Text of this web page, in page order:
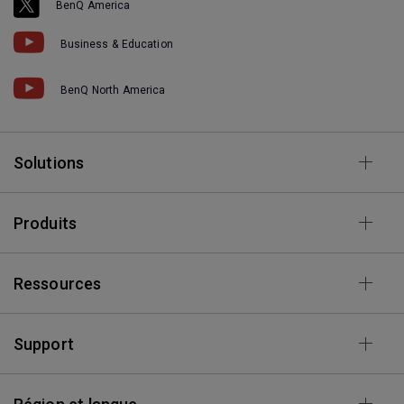
BenQ America
Business & Education
BenQ North America
Solutions
Produits
Ressources
Support